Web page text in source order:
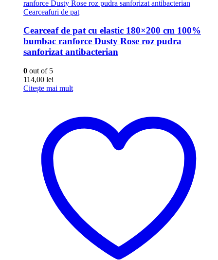
Cearceafuri de pat
Cearceaf de pat cu elastic 180×200 cm 100%
bumbac ranforce Dusty Rose roz pudra
sanforizat antibacterian
0 out of 5
114,00 lei
Citește mai mult